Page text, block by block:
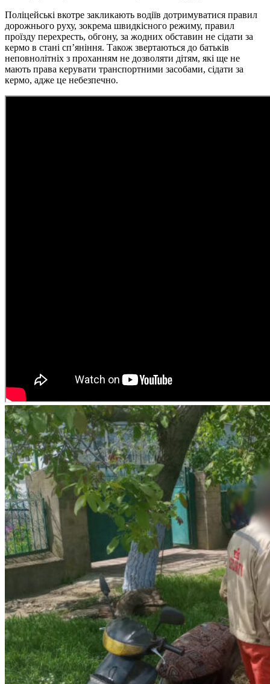
Поліцейські вкотре закликають водіїв дотримуватися правил
дорожнього руху, зокрема швидкісного режиму, правил
проїзду перехресть, обгону, за жодних обставин не сідати за
кермо в стані сп’яніння. Також звертаються до батьків
неповнолітніх з проханням не дозволяти дітям, які ще не
мають права керувати транспортними засобами, сідати за
кермо, адже це небезпечно.